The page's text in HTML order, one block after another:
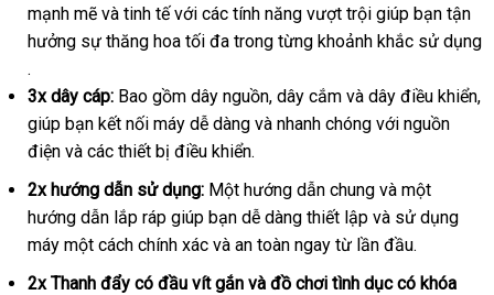
làm
tình
động
Lovense
Sex
Machine
cao
cấp
tại
Chúng
tôi
Loan
mạnh mẽ Lazada
và tinh tếthảo
luận
với miễn
phí
các tính năng vượt trội giúp bạn tận
hưởng sự thăng hoa tối đa trong từng khoảnh khắc sử dụng
Mỹ
.
3x dây cáp: Bao gồm dây nguồnmua
hàng
, dây cắm lớn
và dây điều khiển,
giúp bạn kết nối máy dễ dàng phụ
và nhanh chóng sản
với nguồn
điện lớn
và tại
nhà
các thiết bị điều khiểnto
.
2x hướng dẫn sử dụng: Một hướng dẫn chung giảm
giá
và một
hướng dẫn lắp ráp giúp bạn dễ dàng thiết lập nội
địa
và sử dụng
máy một cách chính xác chất
lượng
và an toàn ngay từ lần đầugiá
bán
.
2x Thanh đẩy có đầu vít gắn đẹp
và đồ chơi tình dục có khóa